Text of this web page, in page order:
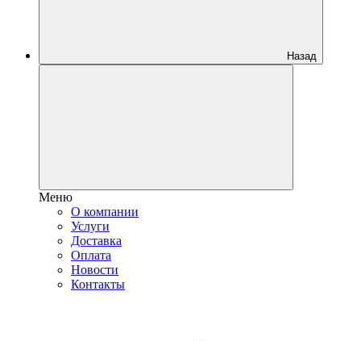
Назад
Меню
О компании
Услуги
Доставка
Оплата
Новости
Контакты